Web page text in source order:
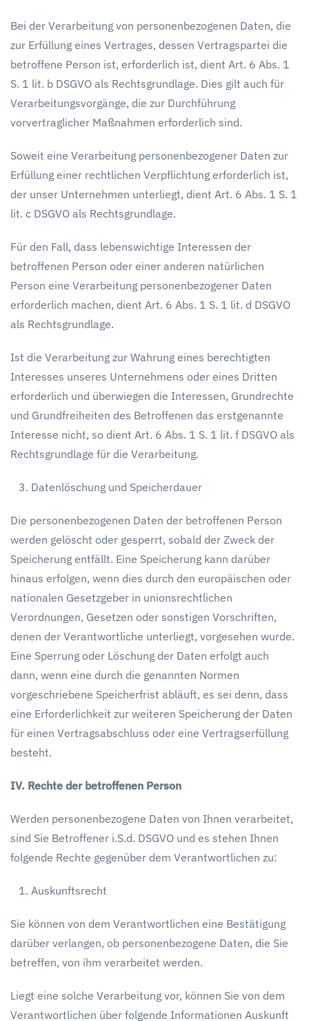
Bei der Verarbeitung von personenbezogenen Daten, die
zur Erfüllung eines Vertrages, dessen Vertragspartei die
betroffene Person ist, erforderlich ist, dient Art. 6 Abs. 1
S. 1 lit. b DSGVO als Rechtsgrundlage. Dies gilt auch für
Verarbeitungsvorgänge, die zur Durchführung
vorvertraglicher Maßnahmen erforderlich sind.
Soweit eine Verarbeitung personenbezogener Daten zur
Erfüllung einer rechtlichen Verpflichtung erforderlich ist,
der unser Unternehmen unterliegt, dient Art. 6 Abs. 1 S. 1
lit. c DSGVO als Rechtsgrundlage.
Für den Fall, dass lebenswichtige Interessen der
betroffenen Person oder einer anderen natürlichen
Person eine Verarbeitung personenbezogener Daten
erforderlich machen, dient Art. 6 Abs. 1 S. 1 lit. d DSGVO
als Rechtsgrundlage.
Ist die Verarbeitung zur Wahrung eines berechtigten
Interesses unseres Unternehmens oder eines Dritten
erforderlich und überwiegen die Interessen, Grundrechte
und Grundfreiheiten des Betroffenen das erstgenannte
Interesse nicht, so dient Art. 6 Abs. 1 S. 1 lit. f DSGVO als
Rechtsgrundlage für die Verarbeitung.
Datenlöschung und Speicherdauer
Die personenbezogenen Daten der betroffenen Person
werden gelöscht oder gesperrt, sobald der Zweck der
Speicherung entfällt. Eine Speicherung kann darüber
hinaus erfolgen, wenn dies durch den europäischen oder
nationalen Gesetzgeber in unionsrechtlichen
Verordnungen, Gesetzen oder sonstigen Vorschriften,
denen der Verantwortliche unterliegt, vorgesehen wurde.
Eine Sperrung oder Löschung der Daten erfolgt auch
dann, wenn eine durch die genannten Normen
vorgeschriebene Speicherfrist abläuft, es sei denn, dass
eine Erforderlichkeit zur weiteren Speicherung der Daten
für einen Vertragsabschluss oder eine Vertragserfüllung
besteht.
IV. Rechte der betroffenen Person
Werden personenbezogene Daten von Ihnen verarbeitet,
sind Sie Betroffener i.S.d. DSGVO und es stehen Ihnen
folgende Rechte gegenüber dem Verantwortlichen zu:
Auskunftsrecht
Sie können von dem Verantwortlichen eine Bestätigung
darüber verlangen, ob personenbezogene Daten, die Sie
betreffen, von ihm verarbeitet werden.
Liegt eine solche Verarbeitung vor, können Sie von dem
Verantwortlichen über folgende Informationen Auskunft